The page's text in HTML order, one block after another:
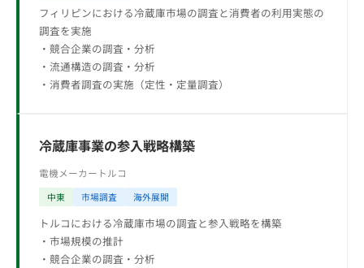
フィリピンにおける冷蔵庫市場の調査と消費者の利用実態の
調査を実施
・競合企業の調査・分析
・流通構造の調査・分析
・消費者調査の実施（定性・定量調査）
冷蔵庫事業の参入戦略構築
電機メーカー トルコ
中東 市場調査 海外展開
トルコにおける冷蔵庫市場の調査と参入戦略を構築
・市場規模の推計
・競合企業の調査・分析